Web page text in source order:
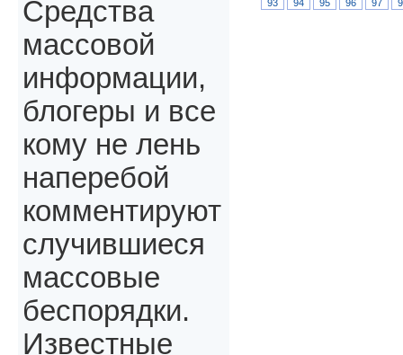
93
94 95 96 97
Средства
массовой
информации,
блогеры и все
кому не лень
наперебой
комментируют
случившиеся
массовые
беспорядки.
Известные